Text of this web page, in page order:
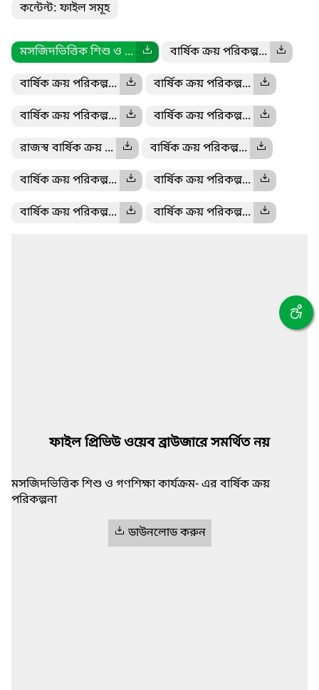
কন্টেন্ট: ফাইল সমূহ
মসজিদভিত্তিক শিশু ও ... বার্ষিক ক্রয় পরিকল্প...
বার্ষিক ক্রয় পরিকল্প... বার্ষিক ক্রয় পরিকল্প...
বার্ষিক ক্রয় পরিকল্প... বার্ষিক ক্রয় পরিকল্প...
রাজস্ব বার্ষিক ক্রয় ... বার্ষিক ক্রয় পরিকল্প...
বার্ষিক ক্রয় পরিকল্প... বার্ষিক ক্রয় পরিকল্প...
বার্ষিক ক্রয় পরিকল্প... বার্ষিক ক্রয় পরিকল্প...
ফাইল প্রিভিউ ওয়েব ব্রাউজারে সমর্থিত নয়
মসজিদভিত্তিক শিশু ও গণশিক্ষা কার্যক্রম- এর বার্ষিক ক্রয়
পরিকল্পনা
ডাউনলোড করুন